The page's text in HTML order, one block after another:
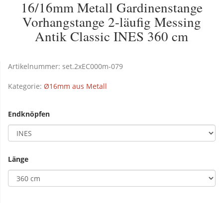
16/16mm Metall Gardinenstange
Vorhangstange 2-läufig Messing
Antik Classic INES 360 cm
Artikelnummer: set.2xEC000m-079
Kategorie: Ø16mm aus Metall
Endknöpfen
Länge